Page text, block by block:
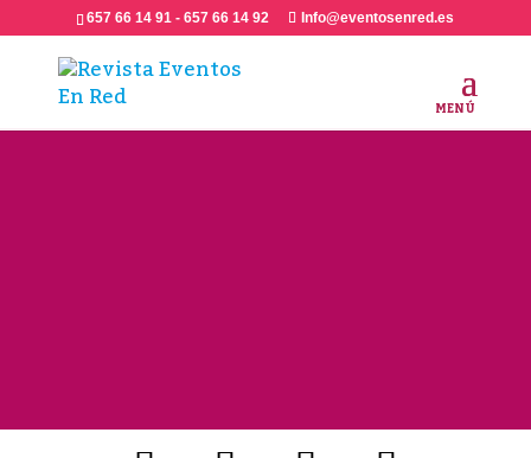
657 66 14 91 - 657 66 14 92 Info@eventosenred.es